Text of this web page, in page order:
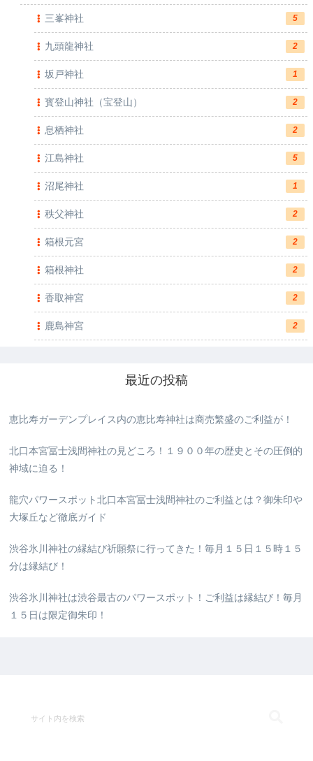
三峯神社 5
九頭龍神社 2
坂戸神社 1
寳登山神社（宝登山） 2
息栖神社 2
江島神社 5
沼尾神社 1
秩父神社 2
箱根元宮 2
箱根神社 2
香取神宮 2
鹿島神宮 2
最近の投稿
恵比寿ガーデンプレイス内の恵比寿神社は商売繁盛のご利益が！
北口本宮冨士浅間神社の見どころ！１９００年の歴史とその圧倒的
神域に迫る！
龍穴パワースポット北口本宮冨士浅間神社のご利益とは？御朱印や
大塚丘など徹底ガイド
渋谷氷川神社の縁結び祈願祭に行ってきた！毎月１５日１５時１５
分は縁結び！
渋谷氷川神社は渋谷最古のパワースポット！ご利益は縁結び！毎月
１５日は限定御朱印！